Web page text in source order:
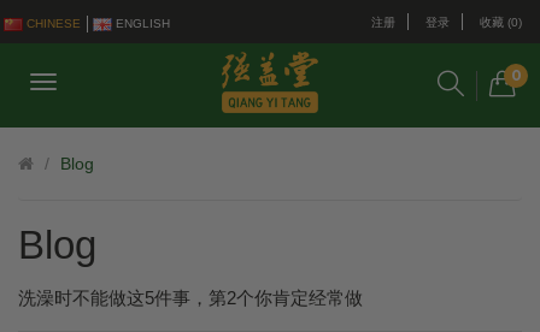
CHINESE ENGLISH 注册 登录 收藏 (0)
0
Blog
Blog
洗澡时不能做这5件事，第2个你肯定经常做